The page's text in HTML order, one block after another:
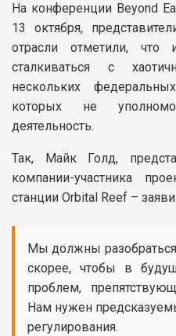
На конференции Beyond
13 октября,
отрасли отметили, что
сталкиваться с
нескольких
которых не
деятельность.
Так, Майк Голд,
компании-участника
станции Orbital Reef –
Мы должны
скорее, чтобы в
проблем,
Нам нужен
регулирования.